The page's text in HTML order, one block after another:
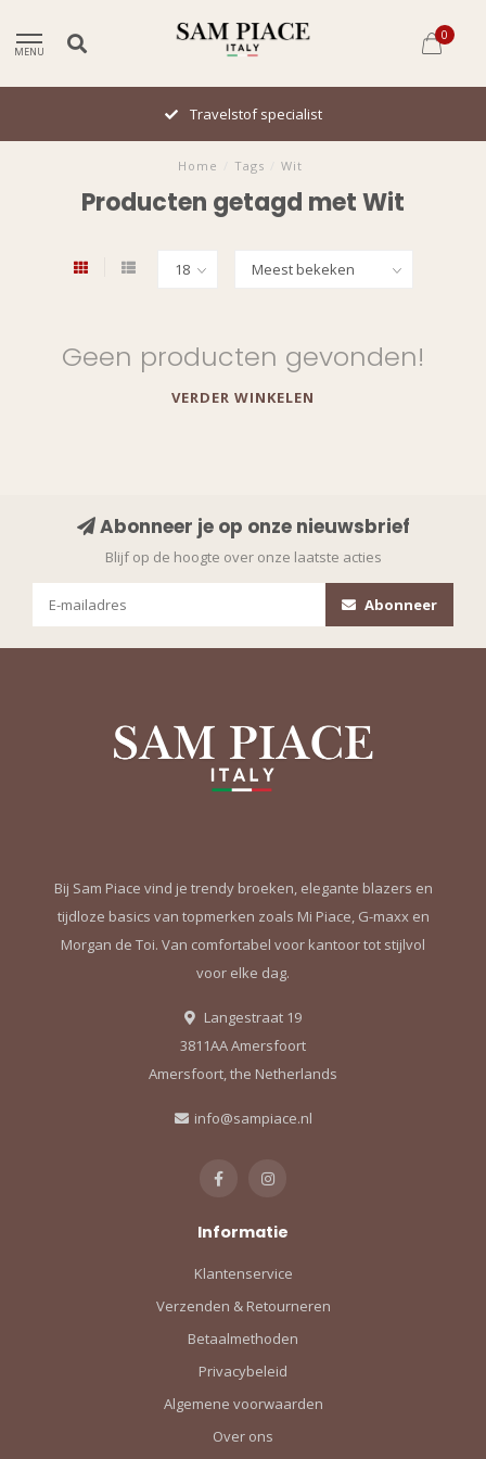
MENU
0
Travelstof specialist
Home Tags Wit
Producten getagd met Wit
Geen producten gevonden!
VERDER WINKELEN
Abonneer je op onze nieuwsbrief
Blijf op de hoogte over onze laatste acties
Abonneer
Bij Sam Piace vind je trendy broeken, elegante blazers en
tijdloze basics van topmerken zoals Mi Piace, G-maxx en
Morgan de Toi. Van comfortabel voor kantoor tot stijlvol
voor elke dag.
Langestraat 19
3811AA Amersfoort
Amersfoort, the Netherlands
info@sampiace.nl
Informatie
Klantenservice
Verzenden & Retourneren
Betaalmethoden
Privacybeleid
Algemene voorwaarden
Over ons